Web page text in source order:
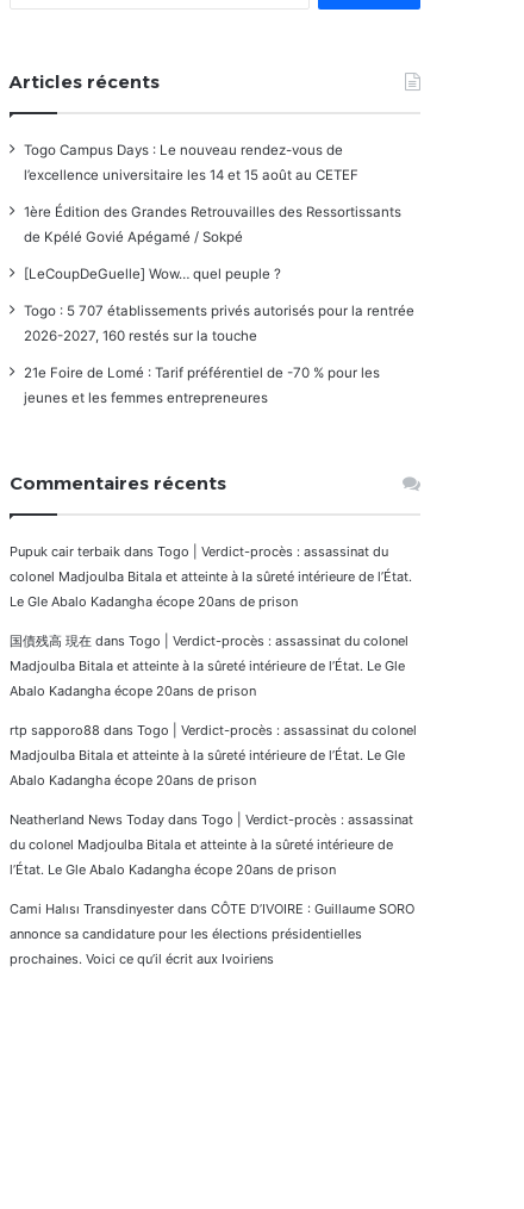
Articles récents
Togo Campus Days : Le nouveau rendez-vous de
l’excellence universitaire les 14 et 15 août au CETEF
1ère Édition des Grandes Retrouvailles des Ressortissants
de Kpélé Govié Apégamé / Sokpé
[LeCoupDeGuelle] Wow… quel peuple ?
Togo : 5 707 établissements privés autorisés pour la rentrée
2026-2027, 160 restés sur la touche
21e Foire de Lomé : Tarif préférentiel de -70 % pour les
jeunes et les femmes entrepreneures
Commentaires récents
Pupuk cair terbaik dans Togo | Verdict-procès : assassinat du
colonel Madjoulba Bitala et atteinte à la sûreté intérieure de l’État.
Le Gle Abalo Kadangha écope 20ans de prison
国債残高 現在 dans Togo | Verdict-procès : assassinat du colonel
Madjoulba Bitala et atteinte à la sûreté intérieure de l’État. Le Gle
Abalo Kadangha écope 20ans de prison
rtp sapporo88 dans Togo | Verdict-procès : assassinat du colonel
Madjoulba Bitala et atteinte à la sûreté intérieure de l’État. Le Gle
Abalo Kadangha écope 20ans de prison
Neatherland News Today dans Togo | Verdict-procès : assassinat
du colonel Madjoulba Bitala et atteinte à la sûreté intérieure de
l’État. Le Gle Abalo Kadangha écope 20ans de prison
Cami Halısı Transdinyester dans CÔTE D’IVOIRE : Guillaume SORO
annonce sa candidature pour les élections présidentielles
prochaines. Voici ce qu’il écrit aux Ivoiriens